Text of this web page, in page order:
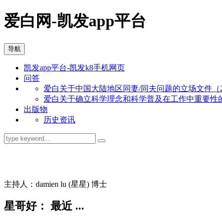
爱白网-凯发app平台
导航
凯发app平台-凯发k8手机网页
问答
爱白关于中国大陆地区同妻/同夫问题的立场文件（
爱白关于确立科学理念和科学普及在工作中重要性
出版物
历史资讯
主持人：damien lu (星星) 博士
星哥好： 最近 ...